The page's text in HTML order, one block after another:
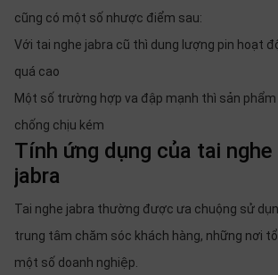
cũng có một số nhược điểm sau:
Với tai nghe jabra cũ thì dung lượng pin hoạt
quá cao
Một số trường hợp va đập mạnh thì sản
chống chịu kém
Tính ứng dụng của tai
jabra
Tai nghe jabra thường được ưa chuộng sử
trung tâm chăm sóc khách hàng, những nơi
một số doanh nghiệp.